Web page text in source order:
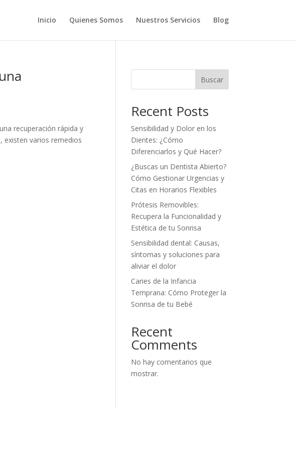
Inicio Quienes Somos Nuestros Servicios Blog
recuperación rápida y
existen varios remedios
Buscar
Recent Posts
Sensibilidad y Dolor en los
Dientes: ¿Cómo
Diferenciarlos y Qué Hacer?
¿Buscas un Dentista Abierto?
Cómo Gestionar Urgencias y
Citas en Horarios Flexibles
Prótesis Removibles:
Recupera la Funcionalidad y
Estética de tu Sonrisa
Sensibilidad dental: Causas,
síntomas y soluciones para
aliviar el dolor
Caries de la Infancia
Temprana: Cómo Proteger la
Sonrisa de tu Bebé
Recent
Comments
No hay comentarios que
mostrar.